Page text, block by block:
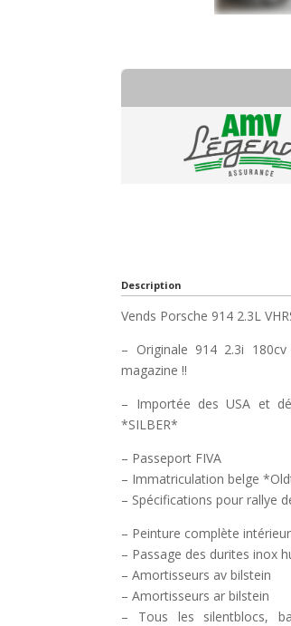
Description
Vends Porsche 914 2.3L
– Originale 914 2.3i
magazine !!
– Importée des USA et
*SILBER*
– Passeport FIVA
– Immatriculation belge
– Spécifications pour rallye
– Peinture complète
– Passage des durites inox
– Amortisseurs av bilstein
– Amortisseurs ar bilstein
– Tous les silentblocs,